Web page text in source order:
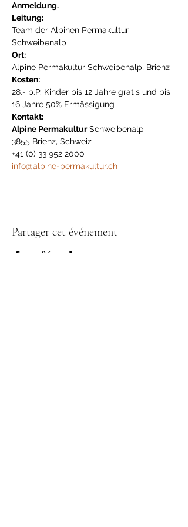
Anmeldung.
Leitung:
Team der Alpinen Permakultur
Schweibenalp
Ort:
Alpine Permakultur Schweibenalp, Brienz
Kosten:
28.- p.P. Kinder bis 12 Jahre gratis und bis
16 Jahre 50% Ermässigung
Kontakt:
Alpine Permakultur Schweibenalp
3855 Brienz, Schweiz
info@alpine-permakultur.ch
Partager cet événement